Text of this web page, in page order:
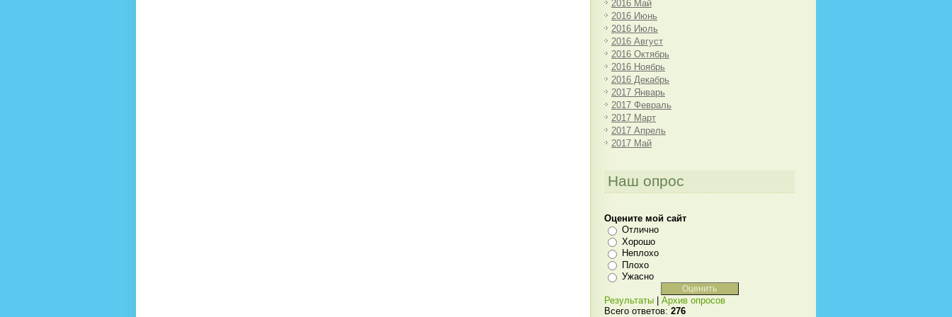
2016 Май
2016 Июнь
2016 Июль
2016 Август
2016 Октябрь
2016 Ноябрь
2016 Декабрь
2017 Январь
2017 Февраль
2017 Март
2017 Апрель
2017 Май
Наш опрос
Оцените мой сайт
Отлично
Хорошо
Неплохо
Плохо
Ужасно
Результаты
Архив опросов
Всего ответов: 276